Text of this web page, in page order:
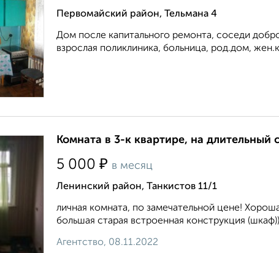
Первомайский район, Тельмана 4
Дом после капитального ремонта, соседи
взрослая поликлиника, больница, род.дом,
Комната в 3-к квартире, на длительный
5 000 ₽ в месяц
Ленинский район, Танкистов 11/1
личная комната, по замечательной цене!
большая старая встроенная конструкция
Агентство, 08.11.2022